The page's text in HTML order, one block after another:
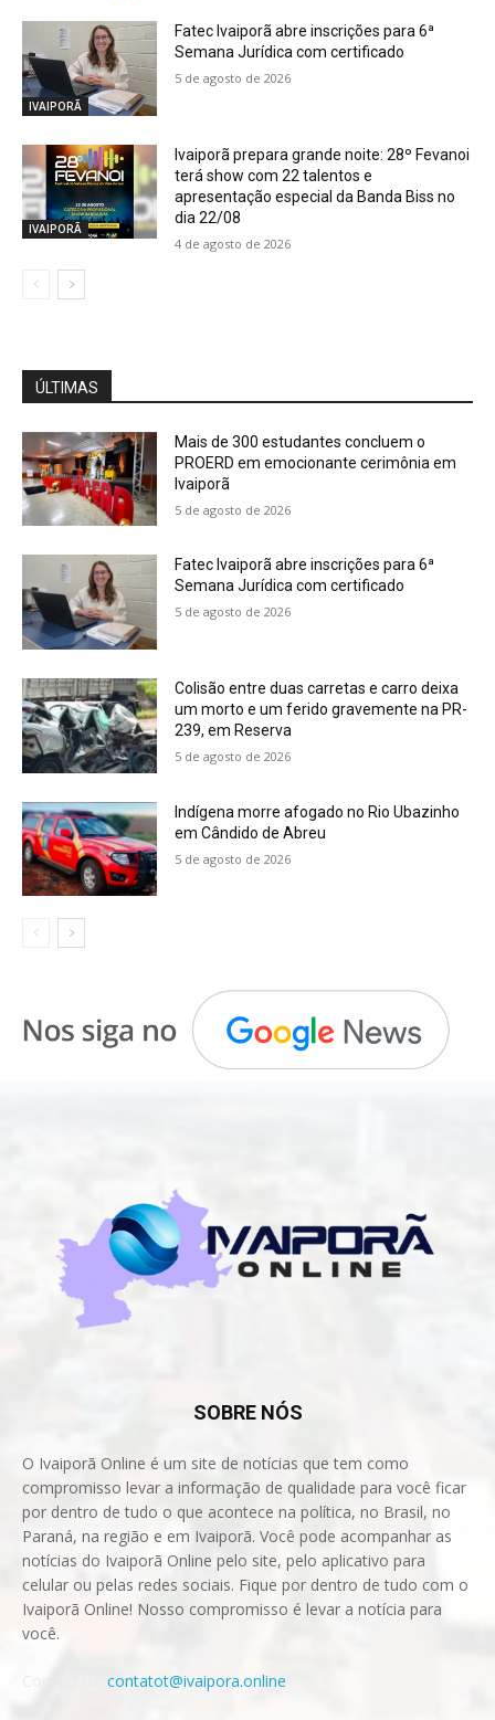
IVAIPORÃ
Fatec Ivaiporã abre inscrições para 6ª
Semana Jurídica com certificado
5 de agosto de 2026
IVAIPORÃ
Ivaiporã prepara grande noite: 28º Fevanoi
terá show com 22 talentos e
apresentação especial da Banda Biss no
dia 22/08
4 de agosto de 2026
ÚLTIMAS
Mais de 300 estudantes concluem o
PROERD em emocionante cerimônia em
Ivaiporã
5 de agosto de 2026
Fatec Ivaiporã abre inscrições para 6ª
Semana Jurídica com certificado
5 de agosto de 2026
Colisão entre duas carretas e carro deixa
um morto e um ferido gravemente na PR-
239, em Reserva
5 de agosto de 2026
Indígena morre afogado no Rio Ubazinho
em Cândido de Abreu
5 de agosto de 2026
SOBRE NÓS
O Ivaiporã Online é um site de notícias que tem como
compromisso levar a informação de qualidade para você ficar
por dentro de tudo o que acontece na política, no Brasil, no
Paraná, na região e em Ivaiporã. Você pode acompanhar as
notícias do Ivaiporã Online pelo site, pelo aplicativo para
celular ou pelas redes sociais. Fique por dentro de tudo com o
Ivaiporã Online! Nosso compromisso é levar a notícia para
você.
contatot@ivaipora.online